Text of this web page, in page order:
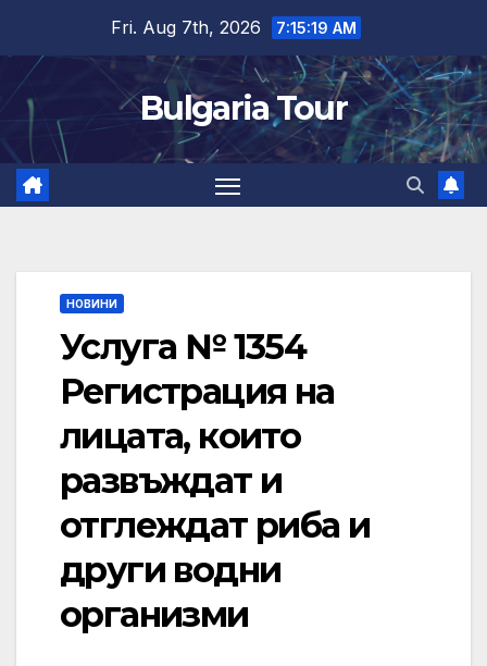
content
Fri. Aug 7th, 2026 7:15:20 AM
Bulgaria Tour
НОВИНИ
Услуга № 1354
Регистрация на
лицата, които
развъждат и
отглеждат риба и
други водни
организми